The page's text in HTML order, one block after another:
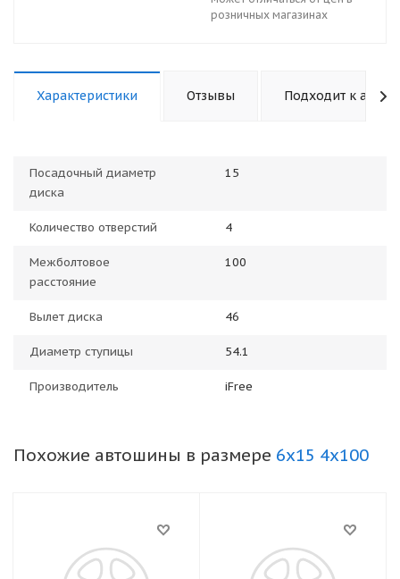
розничных магазинах
Характеристики Отзывы Подходит к авто
Посадочный диаметр
диска
15
Количество отверстий 4
Межболтовое
расстояние
100
Вылет диска 46
Диаметр ступицы 54.1
Производитель iFree
Похожие автошины в размере 6x15 4x100